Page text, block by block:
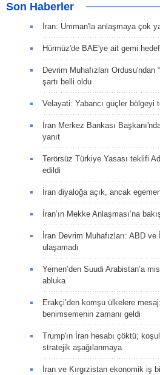
Son Haberler
İran: Umman'la anlaşmaya çok
Hürmüz'de BAE'ye ait gemi hedef
Devrim Muhafızları Ordusu'ndan
şartı belli oldu
Velayati: Yabancı güçler bölgeyi
İran Merkez Bankası
yanıt
Terörsüz Türkiye Yasası teklifi
edildi
İran diyaloğa açık, ancak
İran’ın Mekke Anlaşması’na
İran Devrim Muhafızları: ABD
ulaşamadı
Yemen’den Suudi Arabistan’a
abluka
Erakçi’den komşu ülkelere
benimsemenin zamanı geldi
Trump'ın İran hesabı çöktü;
stratejik aşağılanmaya
İran ve Kırgızistan ekonomik iş